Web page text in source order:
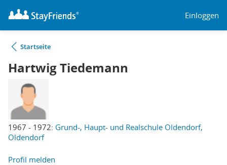
Einloggen
Startseite
Hartwig Tiedemann
1967 - 1972: Grund-, Haupt- und Realschule Oldendorf,
Oldendorf
Profil melden